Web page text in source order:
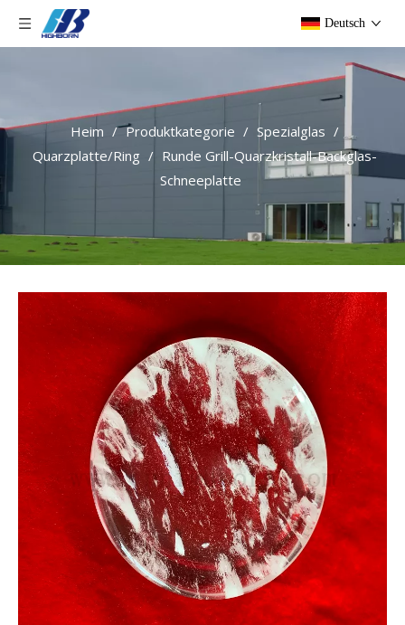
Deutsch
Heim / Produktkategorie / Spezialglas /
Quarzplatte/Ring / Runde Grill-Quarzkristall-Backglas-
Schneeplatte